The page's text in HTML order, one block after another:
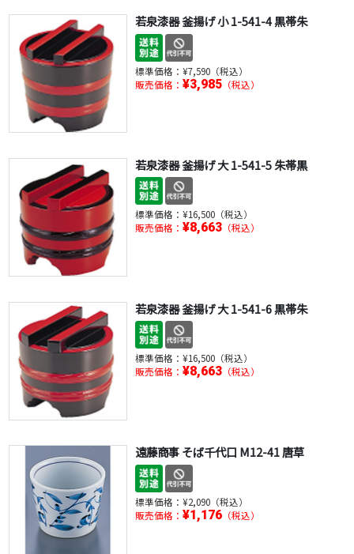
若泉漆器 釜揚げ 小 1-541-4 黒帯朱
標準価格： ¥7,590（税込）
販売価格： ¥3,985（税込）
若泉漆器 釜揚げ 大 1-541-5 朱帯黒
標準価格： ¥16,500（税込）
販売価格： ¥8,663（税込）
若泉漆器 釜揚げ 大 1-541-6 黒帯朱
標準価格： ¥16,500（税込）
販売価格： ¥8,663（税込）
遠藤商事 そば千代口 M12-41 唐草
標準価格： ¥2,090（税込）
販売価格： ¥1,176（税込）